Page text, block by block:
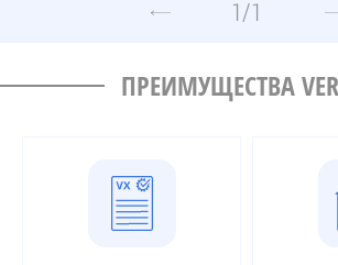
1/1
ПРЕИМУЩЕСТВА